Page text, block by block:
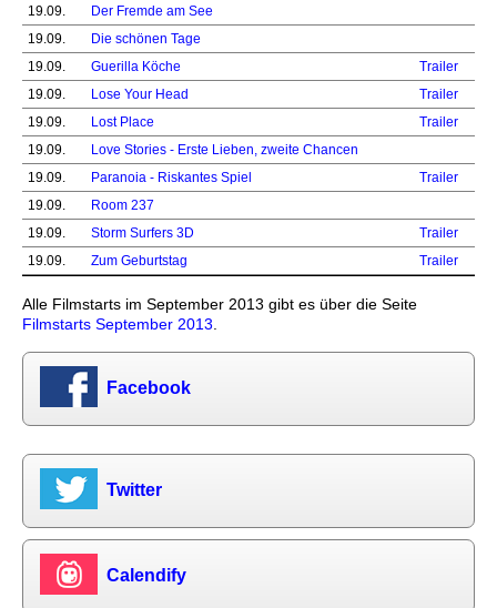
19.09.
Der Fremde am See
19.09.
Die schönen Tage
19.09.
Guerilla Köche
Trailer
19.09.
Lose Your Head
Trailer
19.09.
Lost Place
Trailer
19.09.
Love Stories - Erste Lieben, zweite Chancen
19.09.
Paranoia - Riskantes Spiel
Trailer
19.09.
Room 237
19.09.
Storm Surfers 3D
Trailer
19.09.
Zum Geburtstag Trailer
Alle Filmstarts im September 2013 gibt es über die Seite
Filmstarts September 2013
Facebook
Twitter
Calendify